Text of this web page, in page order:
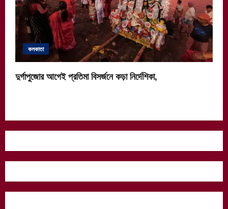
কলকাতা
দুর্গাপুজোর আগেই প্রতিমা বিসর্জনে কড়া নির্দেশিকা,